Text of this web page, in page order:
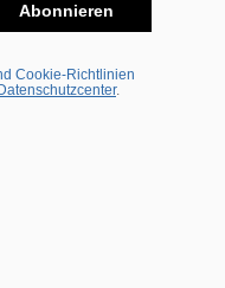
Abonnieren
Cookie-Richtlinien
Datenschutzcenter.